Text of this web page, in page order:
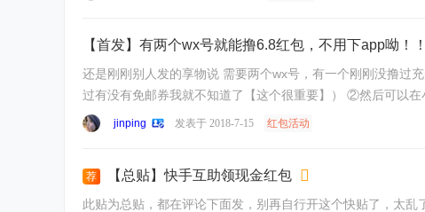
【首发】有两个wx号就能撸6.8红包，不用下app呦！！
还是刚刚别人发的享物说 需要两个wx号，有一个刚刚没撸过充电宝就可以撸 ①新号（刚刚没撸过的号）扫描二维码：领取免邮劵！！！ 或者你不走邀请也可以自己搜索小程序享物说（不
jinping 发表于 2018-7-15 红包活动
荐 【总贴】快手互助领现金红包
此贴为总贴，都在评论下面发，别再自行开这个快贴了，太乱